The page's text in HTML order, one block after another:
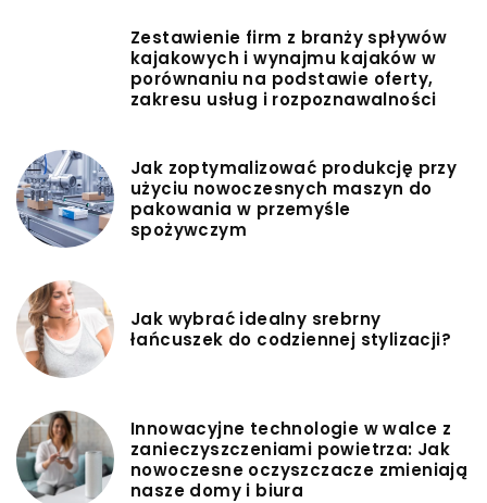
Zestawienie firm z branży spływów
kajakowych i wynajmu kajaków w
porównaniu na podstawie oferty,
zakresu usług i rozpoznawalności
Jak zoptymalizować produkcję przy
użyciu nowoczesnych maszyn do
pakowania w przemyśle
spożywczym
Jak wybrać idealny srebrny
łańcuszek do codziennej stylizacji?
Innowacyjne technologie w walce z
zanieczyszczeniami powietrza: Jak
nowoczesne oczyszczacze zmieniają
nasze domy i biura